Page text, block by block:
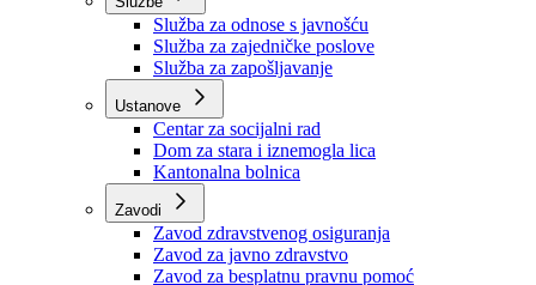
Organizacije
Službe
Služba za odnose s javnošću
Služba za zajedničke poslove
Služba za zapošljavanje
Ustanove
Centar za socijalni rad
Dom za stara i iznemogla lica
Kantonalna bolnica
Zavodi